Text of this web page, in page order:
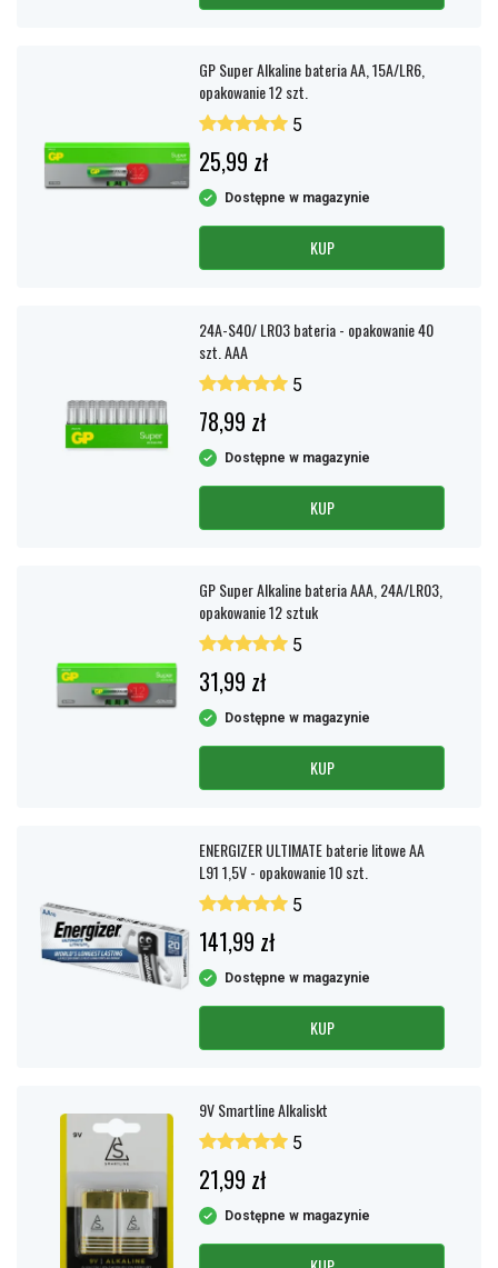
GP Super Alkaline bateria AA, 15A/LR6,
opakowanie 12 szt.
5
25,99 zł
Dostępne w magazynie
KUP
24A-S40/ LR03 bateria - opakowanie 40
szt. AAA
5
78,99 zł
Dostępne w magazynie
KUP
GP Super Alkaline bateria AAA, 24A/LR03,
opakowanie 12 sztuk
5
31,99 zł
Dostępne w magazynie
KUP
ENERGIZER ULTIMATE baterie litowe AA
L91 1,5V - opakowanie 10 szt.
5
141,99 zł
Dostępne w magazynie
KUP
9V Smartline Alkaliskt
5
21,99 zł
Dostępne w magazynie